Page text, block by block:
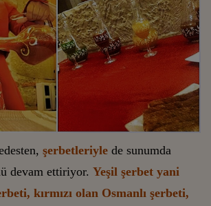
şerbetleriyle de sunumda
devam ettiriyor. Yeşil şerbet yani
kırmızı olan Osmanlı şerbeti,